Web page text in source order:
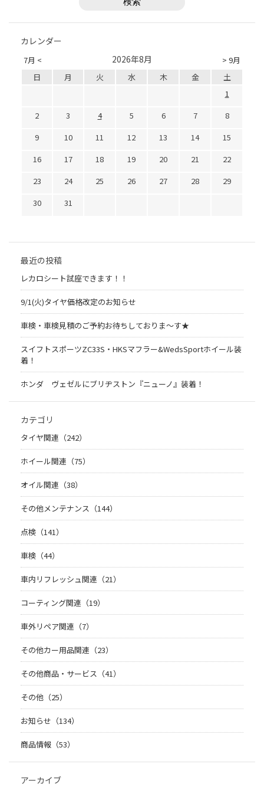
カレンダー
7月 < > 9月
2026年8月
日 月 火 水 木 金
土
1
2
3 4 5 6 7
8
9
10 11 12 13 14
15
16
17 18 19 20 21
22
23
24 25 26 27 28
29
30
31
最近の投稿
レカロシート試座できます！！
9/1(火)タイヤ価格改定のお知らせ
車検・車検見積のご予約お待ちしておりま～す★
スイフトスポーツZC33S・HKSマフラー&WedsSportホイール装
着！
ホンダ ヴェゼルにブリヂストン『ニューノ』装着！
カテゴリ
タイヤ関連（242）
ホイール関連（75）
オイル関連（38）
その他メンテナンス（144）
点検（141）
車検（44）
車内リフレッシュ関連（21）
コーティング関連（19）
車外リペア関連（7）
その他カー用品関連（23）
その他商品・サービス（41）
その他（25）
お知らせ（134）
商品情報（53）
アーカイブ